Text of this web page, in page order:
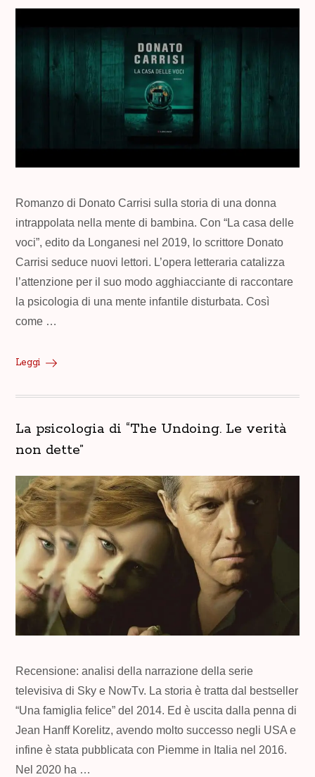
Romanzo di Donato Carrisi sulla storia di una donna
intrappolata nella mente di bambina. Con “La casa delle
voci”, edito da Longanesi nel 2019, lo scrittore Donato
Carrisi seduce nuovi lettori. L’opera letteraria catalizza
l’attenzione per il suo modo agghiacciante di raccontare
la psicologia di una mente infantile disturbata. Così
come …
Leggi
La psicologia di “The Undoing. Le verità
non dette”
Recensione: analisi della narrazione della serie
televisiva di Sky e NowTv. La storia è tratta dal bestseller
“Una famiglia felice” del 2014. Ed è uscita dalla penna di
Jean Hanff Korelitz, avendo molto successo negli USA e
infine è stata pubblicata con Piemme in Italia nel 2016.
Nel 2020 ha …